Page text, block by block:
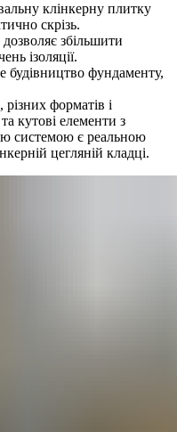
клінкерну плитку
скрізь.
збільшити
ізоляції.
будівництво фундаменту,
різних форматів і
кутові елементи з
системою є реальною
цегляній кладці.